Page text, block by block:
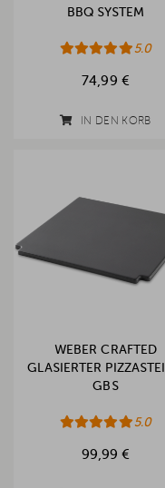
BBQ SYSTEM
5.0
74,99 €
IN DEN KORB
WEBER CRAFTED
GLASIERTER
GBS
5.0
99,99 €